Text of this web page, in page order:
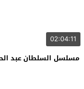
02:04:11
مسلسل السلطان عبد